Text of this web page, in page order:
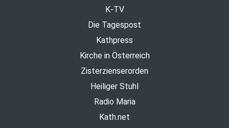
K-TV
Die Tagespost
Kathpress
Kirche in Österreich
Zisterzienserorden
Heiliger Stuhl
Radio Maria
Kath.net